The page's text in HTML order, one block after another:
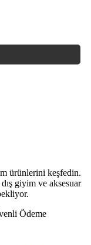
ürünlerini keşfedin.
giyim ve aksesuar